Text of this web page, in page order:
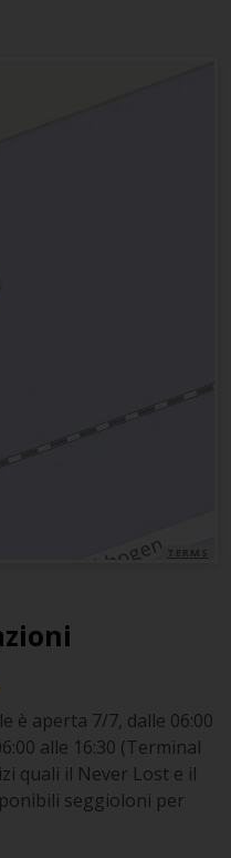
è aperta 7/7, dalle 06:00
alle 16:30 (Terminal
quali il Never Lost e il
seggioloni per